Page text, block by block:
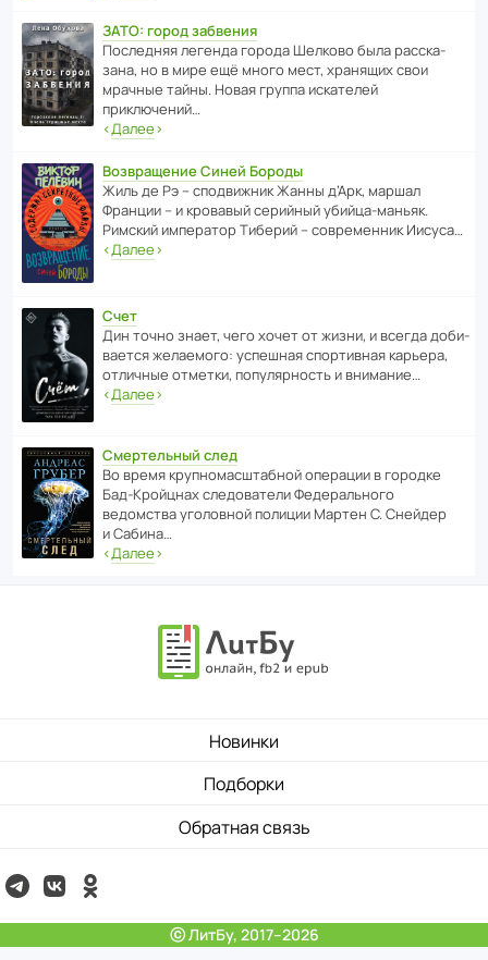
ЗАТО: город забвения
После­дняя легенда города Шелково была расска­
зана, но в мире ещё много мест, хранящих свои
мрачные тайны. Новая группа иска­телей
приключений…
‹Далее›
Возвращение Синей Бороды
Жиль де Рэ – спод­ви­жник Жанны д’Арк, маршал
Франции – и кровавый серийный убийца-маньяк.
Римский импе­ратор Тиберий – совре­менник Иисуса…
‹Далее›
Счет
Дин точно знает, чего хочет от жизни, и всегда доби­
ва­ется жела­е­мого: успе­шная спор­ти­вная карьера,
отли­чные отметки, попу­ля­р­ность и внимание…
‹Далее›
Смертельный след
Во время круп­но­мас­ш­та­бной операции в городке
Бад‑Крой­цнах следо­ва­тели Феде­раль­ного
ведомства уголо­вной полиции Мартен С. Снейдер
и Сабина…
‹Далее›
Новинки
Подборки
Обратная связь
ⓒ ЛитБу, 2017–2026